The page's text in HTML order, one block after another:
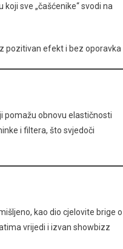
sve „čašćenike“ svodi na
pozitivan efekt i bez oporavka
pomažu obnovu elastičnosti
i filtera, što svjedoči
kao dio cjelovite brige o
vrijedi i izvan showbizz